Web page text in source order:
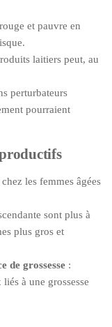
et pauvre en
laitiers peut, au
perturbateurs
pourraient
les femmes âgées
sont plus à
plus gros et
de grossesse :
à une grossesse